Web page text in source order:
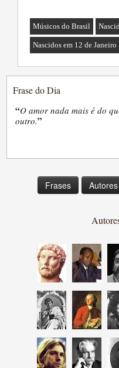
Músicos do Brasil
Nascidos em 12 de Janeiro
Frase do Dia
“O amor nada mais é do
outro.”
Frases Autores